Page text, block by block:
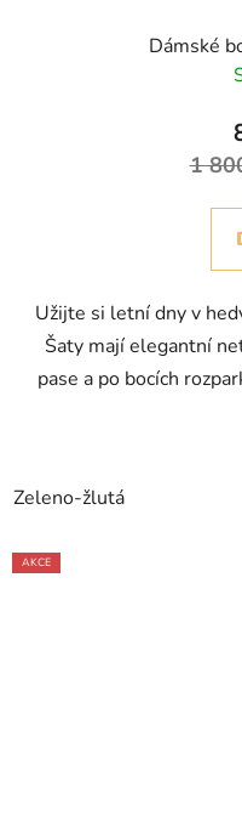
Dámské
1
Užijte si letní dny v
Šaty mají elegantní
pase a po bocích
Zeleno-žlutá
AKCE